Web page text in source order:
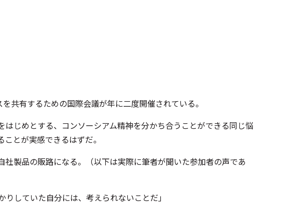
共有するための国際会議が年に二度開催されている。
じめとする、コンソーシアム精神を分かち合うことができる同じ悩
とが実感できるはずだ。
製品の販路になる。（以下は実際に筆者が聞いた参加者の声であ
していた自分には、考えられないことだ」